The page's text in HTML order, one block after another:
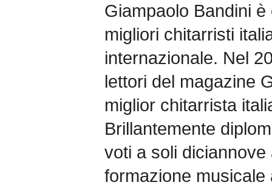
Giampaolo Bandini
migliori chitarristi
internazionale. Nel
lettori del magazine
miglior chitarrista
Brillantemente
voti a soli
formazione musicale